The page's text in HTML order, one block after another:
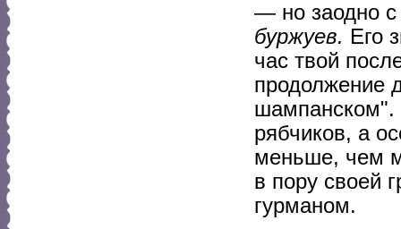
— но заодно с
буржуев. Его
час твой
продолжение
шампанском".
рябчиков, а
меньше, чем
в пору своей
гурманом.